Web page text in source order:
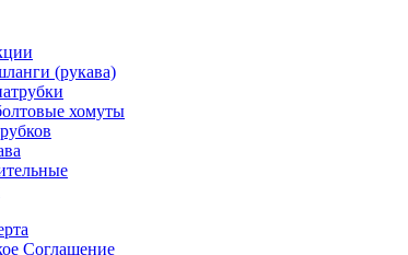
(рукава)
хомуты
Соглашение